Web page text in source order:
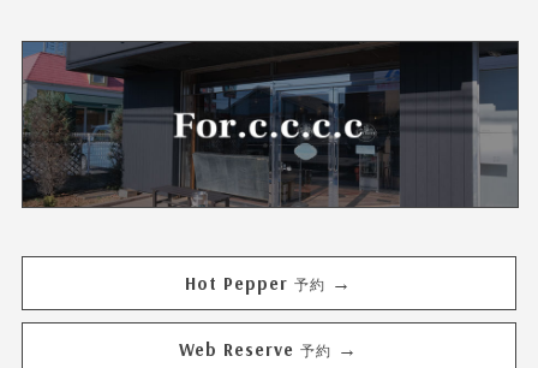
Hot Pepper 予約 →
Web Reserve 予約 →